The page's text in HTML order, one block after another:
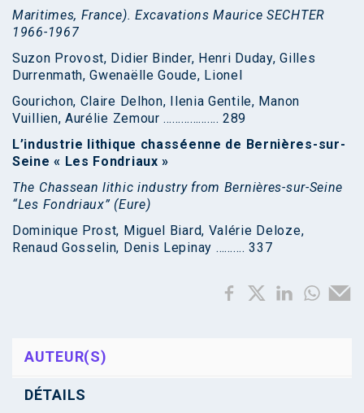
Maritimes, France). Excavations Maurice SECHTER
1966-1967
Suzon Provost, Didier Binder, Henri Duday, Gilles
Durrenmath, Gwenaëlle Goude, Lionel
Gourichon, Claire Delhon, Ilenia Gentile, Manon
Vuillien, Aurélie Zemour ………………. 289
L’industrie lithique chasséenne de Bernières-sur-
Seine « Les Fondriaux »
The Chassean lithic industry from Bernières-sur-Seine
“Les Fondriaux” (Eure)
Dominique Prost, Miguel Biard, Valérie Deloze,
Renaud Gosselin, Denis Lepinay ………. 337
AUTEUR(S)
DÉTAILS